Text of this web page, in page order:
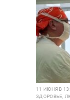
11 ИЮНЯ В
ЗДОРОВЬЕ